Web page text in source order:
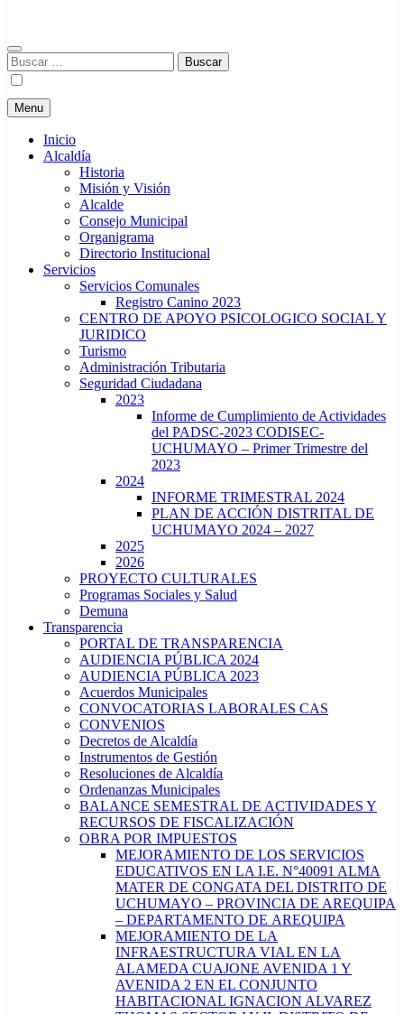
Buscar:
Menu
Inicio
Alcaldía
Historia
Misión y Visión
Alcalde
Consejo Municipal
Organigrama
Directorio Institucional
Servicios
Servicios Comunales
Registro Canino 2023
CENTRO DE APOYO PSICOLOGICO SOCIAL Y
JURIDICO
Turismo
Administración Tributaria
Seguridad Ciudadana
2023
Informe de Cumplimiento de Actividades
del PADSC-2023 CODISEC-
UCHUMAYO – Primer Trimestre del
2023
2024
INFORME TRIMESTRAL 2024
PLAN DE ACCIÓN DISTRITAL DE
UCHUMAYO 2024 – 2027
2025
2026
PROYECTO CULTURALES
Programas Sociales y Salud
Demuna
Transparencia
PORTAL DE TRANSPARENCIA
AUDIENCIA PÚBLICA 2024
AUDIENCIA PÚBLICA 2023
Acuerdos Municipales
CONVOCATORIAS LABORALES CAS
CONVENIOS
Decretos de Alcaldía
Instrumentos de Gestión
Resoluciones de Alcaldía
Ordenanzas Municipales
BALANCE SEMESTRAL DE ACTIVIDADES Y
RECURSOS DE FISCALIZACIÓN
OBRA POR IMPUESTOS
MEJORAMIENTO DE LOS SERVICIOS
EDUCATIVOS EN LA I.E. N°40091 ALMA
MATER DE CONGATA DEL DISTRITO DE
UCHUMAYO – PROVINCIA DE AREQUIPA
– DEPARTAMENTO DE AREQUIPA
MEJORAMIENTO DE LA
INFRAESTRUCTURA VIAL EN LA
ALAMEDA CUAJONE AVENIDA 1 Y
AVENIDA 2 EN EL CONJUNTO
HABITACIONAL IGNACION ALVAREZ